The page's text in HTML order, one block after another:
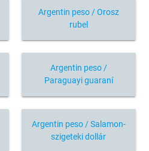
Argentin peso / Orosz
rubel
Argentin peso /
Paraguayi guaraní
Argentin peso / Salamon-
szigeteki dollár